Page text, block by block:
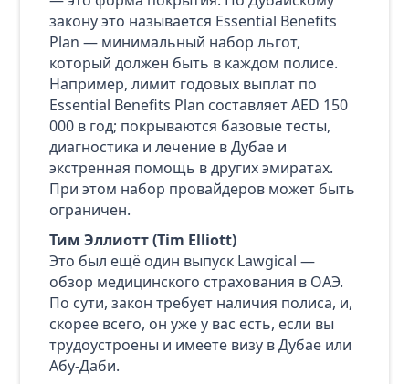
закону это называется Essential Benefits
Plan — минимальный набор льгот,
который должен быть в каждом полисе.
Например, лимит годовых выплат по
Essential Benefits Plan составляет AED 150
000 в год; покрываются базовые тесты,
диагностика и лечение в Дубае и
экстренная помощь в других эмиратах.
При этом набор провайдеров может быть
ограничен.
Тим Эллиотт (Tim Elliott)
Это был ещё один выпуск Lawgical —
обзор медицинского страхования в ОАЭ.
По сути, закон требует наличия полиса, и,
скорее всего, он уже у вас есть, если вы
трудоустроены и имеете визу в Дубае или
Абу‑Даби.